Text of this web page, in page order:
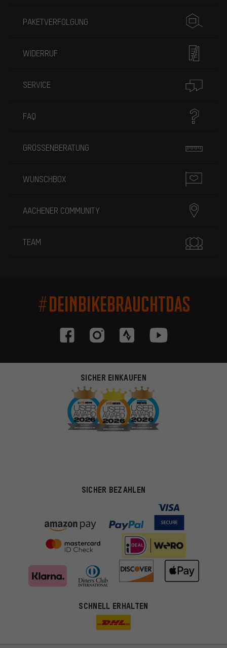
PAKETVERFOLGUNG
WIDERRUF
SERVICE
FAQ
GRÖSSENBERATUNG
WUNSCHBOX
AACHENER COMMUNITY
TEAM
#DEINBIKEBRAUCHTDAS
SICHER EINKAUFEN
SICHER BEZAHLEN
SCHNELL ERHALTEN